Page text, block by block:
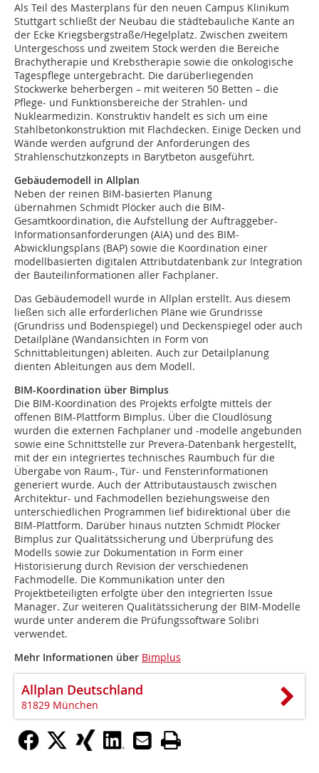
Als Teil des Masterplans für den neuen Campus Klinikum
Stuttgart schließt der Neubau die städtebauliche Kante an
der Ecke Kriegsbergstraße/Hegelplatz. Zwischen zweitem
Untergeschoss und zweitem Stock werden die Bereiche
Brachytherapie und Krebstherapie sowie die onkologische
Tagespflege untergebracht. Die darüberliegenden
Stockwerke beherbergen – mit weiteren 50 Betten – die
Pflege- und Funktionsbereiche der Strahlen- und
Nuklearmedizin. Konstruktiv handelt es sich um eine
Stahlbetonkonstruktion mit Flachdecken. Einige Decken und
Wände werden aufgrund der Anforderungen des
Strahlenschutzkonzepts in Barytbeton ausgeführt.
Gebäudemodell in Allplan
Neben der reinen BIM-basierten Planung
übernahmen Schmidt Plöcker auch die BIM-
Gesamtkoordination, die Aufstellung der Auftraggeber-
Informationsanforderungen (AIA) und des BIM-
Abwicklungsplans (BAP) sowie die Koordination einer
modellbasierten digitalen Attributdatenbank zur Integration
der Bauteilinformationen aller Fachplaner.
Das Gebäudemodell wurde in Allplan erstellt. Aus diesem
ließen sich alle erforderlichen Pläne wie Grundrisse
(Grundriss und Bodenspiegel) und Deckenspiegel oder auch
Detailpläne (Wandansichten in Form von
Schnittableitungen) ableiten. Auch zur Detailplanung
dienten Ableitungen aus dem Modell.
BIM-Koordination über Bimplus
Die BIM-Koordination des Projekts erfolgte mittels der
offenen BIM-Plattform Bimplus. Über die Cloudlösung
wurden die externen Fachplaner und -modelle angebunden
sowie eine Schnittstelle zur Prevera-Datenbank hergestellt,
mit der ein integriertes technisches Raumbuch für die
Übergabe von Raum-, Tür- und Fensterinformationen
generiert wurde. Auch der Attributaustausch zwischen
Architektur- und Fachmodellen beziehungsweise den
unterschiedlichen Programmen lief bidirektional über die
BIM-Plattform. Darüber hinaus nutzten Schmidt Plöcker
Bimplus zur Qualitätssicherung und Überprüfung des
Modells sowie zur Dokumentation in Form einer
Historisierung durch Revision der verschiedenen
Fachmodelle. Die Kommunikation unter den
Projektbeteiligten erfolgte über den integrierten Issue
Manager. Zur weiteren Qualitätssicherung der BIM-Modelle
wurde unter anderem die Prüfungssoftware Solibri
verwendet.
Mehr Informationen über Bimplus
Allplan Deutschland
81829 München